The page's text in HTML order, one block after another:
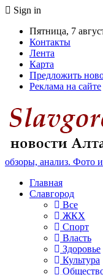
Sign in
Пятница, 7
Контакты
Лента
Карта
Предложить
Реклама на сайте
обзоры, анализ. Фото
Главная
Славгород
Все
ЖКХ
Спорт
Власть
Здоровье
Культура